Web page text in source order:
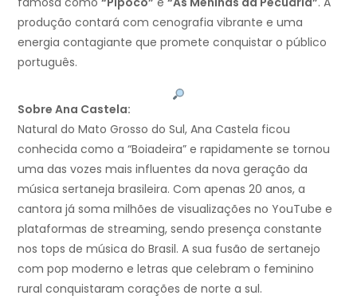
produção contará com cenografia vibrante e uma
energia contagiante que promete conquistar o público
português.
Sobre Ana Castela:
Natural do Mato Grosso do Sul, Ana Castela ficou
conhecida como a “Boiadeira” e rapidamente se tornou
uma das vozes mais influentes da nova geração da
música sertaneja brasileira. Com apenas 20 anos, a
cantora já soma milhões de visualizações no YouTube e
plataformas de streaming, sendo presença constante
nos tops de música do Brasil. A sua fusão de sertanejo
com pop moderno e letras que celebram o feminino
rural conquistaram corações de norte a sul.